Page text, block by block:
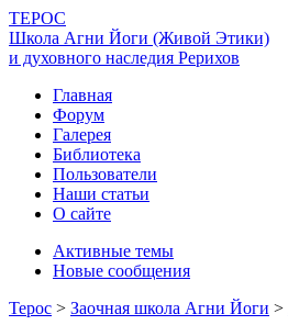
ТЕРОС
Школа Агни Йоги (Живой Этики)
и духовного наследия Рерихов
Главная
Форум
Галерея
Библиотека
Пользователи
Наши статьи
О сайте
Активные темы
Новые сообщения
Терос > Заочная школа Агни Йоги >